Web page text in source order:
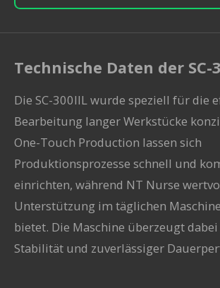
Technische Daten der SC-
Die SC-300IILwurde speziell für die
Bearbeitung langer Werkstücke
One-Touch Production lassen sich
Produktionsprozesse schnell und
einrichten, während NT Nurse
Unterstützung im täglichen
bietet. Die Maschine überzeugt
Stabilität und zuverlässiger